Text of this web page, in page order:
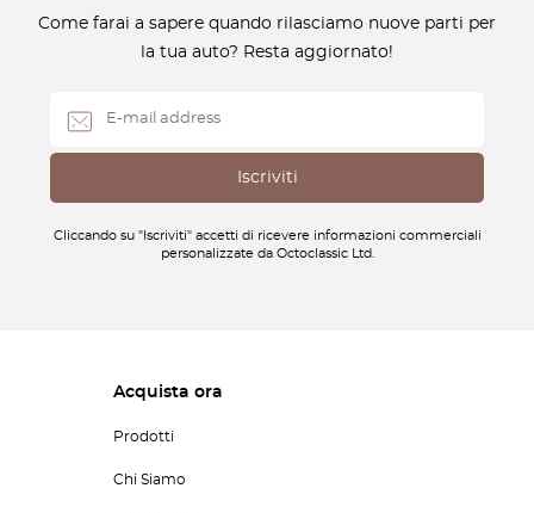
Come farai a sapere quando rilasciamo nuove parti per
la tua auto? Resta aggiornato!
Cliccando su "Iscriviti" accetti di ricevere informazioni commerciali
personalizzate da Octoclassic Ltd.
Acquista ora
Prodotti
Chi Siamo